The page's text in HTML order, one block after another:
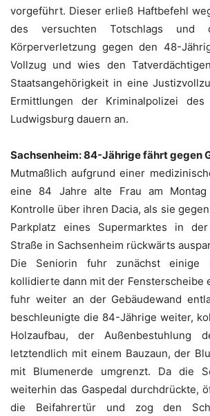
vorgeführt. Dieser erließ Haftbefehl
des versuchten Totschlags und
Körperverletzung gegen den 48-
Vollzug und wies den
Staatsangehörigkeit in eine
Ermittlungen der Kriminalpolizei des
Ludwigsburg dauern an.
Sachsenheim: 84-Jährige fährt gegen
Mutmaßlich aufgrund einer
eine 84 Jahre alte Frau am Montag
Kontrolle über ihren Dacia, als sie
Parkplatz eines Supermarktes in
Straße in Sachsenheim rückwärts
Die Seniorin fuhr zunächst einige
kollidierte dann mit der Fensterscheibe
fuhr weiter an der Gebäudewand
beschleunigte die 84-Jährige weiter,
Holzaufbau, der Außenbestuhlung
letztendlich mit einem Bauzaun, der
mit Blumenerde umgrenzt. Da die
weiterhin das Gaspedal durchdrückte,
die Beifahrertür und zog den